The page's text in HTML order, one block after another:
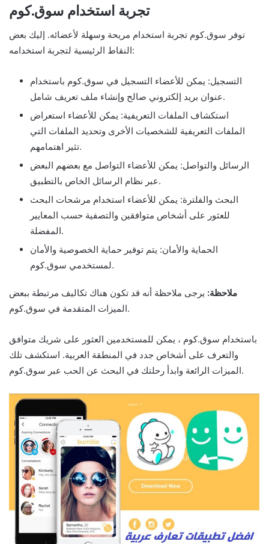
تجربة استخدام سوق.كوم
توفر سوق.كوم تجربة استخدام مريحة وسهلة لأعضائه. إليك بعض
النقاط الرئيسية لتجربة استخدامه:
التسجيل: يمكن للأعضاء التسجيل في سوق.كوم باستخدام
عنوان بريد إلكتروني صالح وإنشاء ملف تعريف شامل.
استكشاف الملفات التعريفية: يمكن للأعضاء استعراض
الملفات التعريفية للشخصيات الأخرى وتحديد الملفات التي
تثير اهتمامهم.
الرسائل والتواصل: يمكن للأعضاء التواصل مع بعضهم البعض
عبر نظام الرسائل الخاص بالتطبيق.
البحث والفلترة: يمكن للأعضاء استخدام مرشحات البحث
للعثور على أشخاص متوافقين والتصفية حسب المعايير
المفضلة.
الحماية والأمان: يتم توفير حماية الخصوصية والأمان
لمستخدمي سوق.كوم.
ملاحظة: يرجى ملاحظة أنه قد تكون هناك تكاليف مرتبطة ببعض
الميزات المتقدمة في سوق.كوم.
باستخدام سوق.كوم ، يمكن للمستخدمين العثور على شريك متوافق
والتعرف على أشخاص جدد في المنطقة العربية. استكشف تلك
الميزات الرائعة وابدأ رحلتك في البحث عن الحب عبر سوق.كوم.